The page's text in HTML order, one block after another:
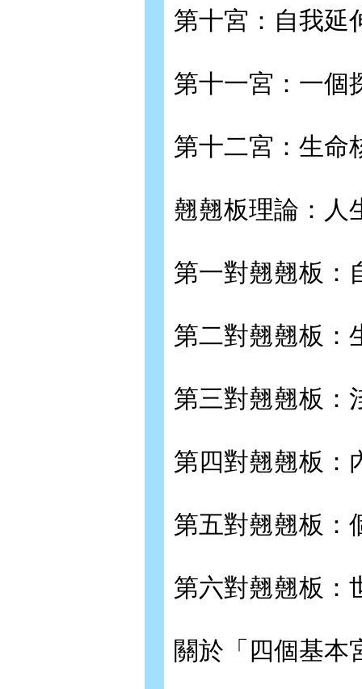
第十宮：自我延
第十一宮：一個
第十二宮：生命
翹翹板理論：人
第一對翹翹板：
第二對翹翹板：
第三對翹翹板：
第四對翹翹板：
第五對翹翹板：
第六對翹翹板：
關於「四個基本